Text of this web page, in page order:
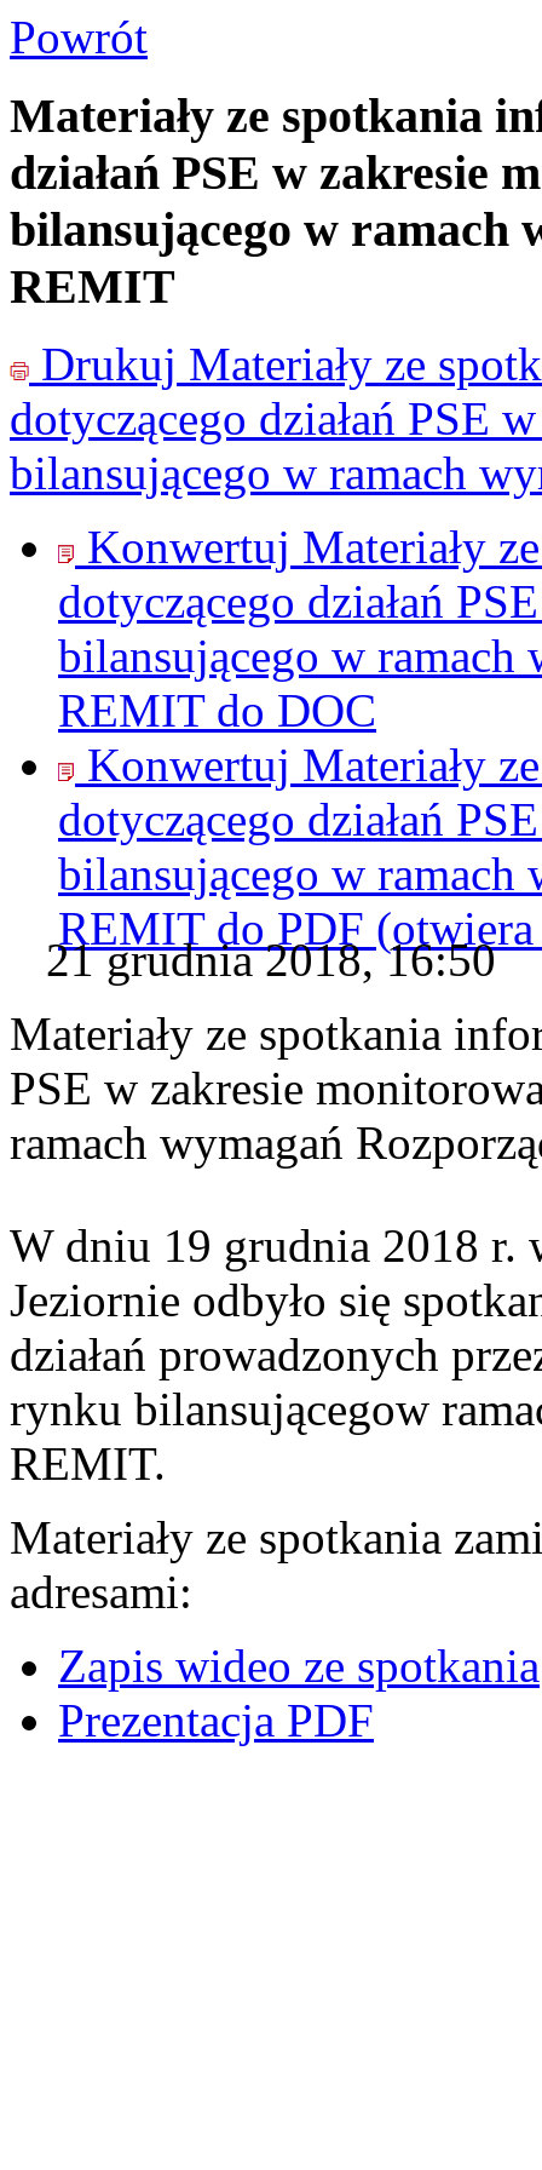
Powrót
Materiały ze spotkania
działań PSE w zakresie
bilansującego w ramach
REMIT
Drukuj Materiały ze
dotyczącego działań PSE
bilansującego w ramach
Konwertuj Materiały
dotyczącego działań
bilansującego w ramach
REMIT do DOC
Konwertuj Materiały
dotyczącego działań
bilansującego w ramach
REMIT do PDF
21 grudnia 2018, 16:50
Materiały ze spotkania
PSE w zakresie
ramach wymagań
W dniu 19 grudnia 2018 r.
Jeziornie odbyło się
działań prowadzonych
rynku bilansującegow
REMIT.
Materiały ze spotkania
adresami:
Zapis wideo ze spotkania
Prezentacja PDF